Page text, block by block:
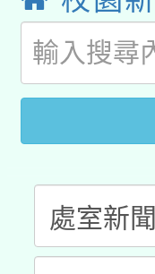
用水
動」
開 智